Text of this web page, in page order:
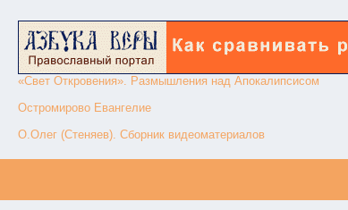
«Свет Откровения». Размышления над Апокалипсисом
Остромирово Евангелие
О.Олег (Стеняев). Сборник видеоматериалов